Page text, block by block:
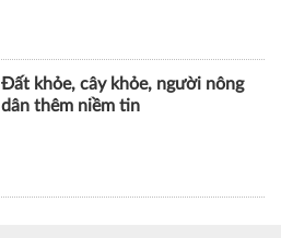
Đất khỏe, cây khỏe, người nông
dân thêm niềm tin